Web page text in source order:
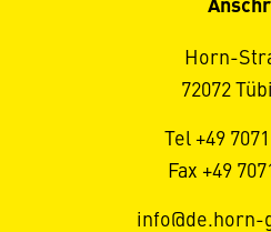
Horn-
72072
Tel +49
Fax +49
info@de.horn-